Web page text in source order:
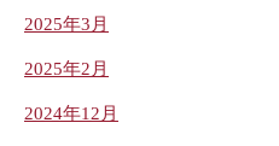
2025年3月
2025年2月
2024年12月